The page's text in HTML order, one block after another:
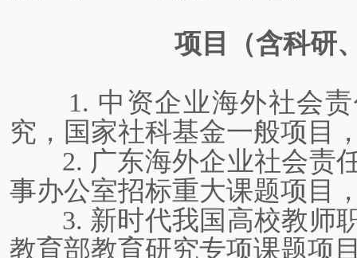
项目（含科研
1. 中资企业海外社会
究，国家社科基金一般项目
2. 广东海外企业社会责
事办公室招标重大课题项目
3. 新时代我国高校教师
教育部教育研究专项课题项